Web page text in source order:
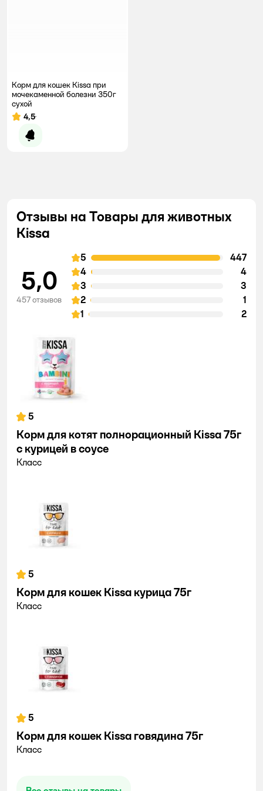
Корм для кошек Kissa при
мочекаменной болезни 350г
сухой
Рейтинг:
4,5
Уведомить о появлении
Отзывы на Товары для животных
Kissa
5,0
457 отзывов
5
447
4
4
3
3
2
1
1
2
5
Корм для котят полнорационный Kissa 75г
с курицей в соусе
Класс
5
Корм для кошек Kissa курица 75г
Класс
5
Корм для кошек Kissa говядина 75г
Класс